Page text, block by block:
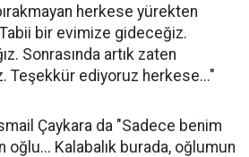
herkese yürekten
bir evimize gideceğiz.
Sonrasında artık zaten
Teşekkür ediyoruz herkese..."
Çaykara da "Sadece benim
Kalabalık burada, oğlumun